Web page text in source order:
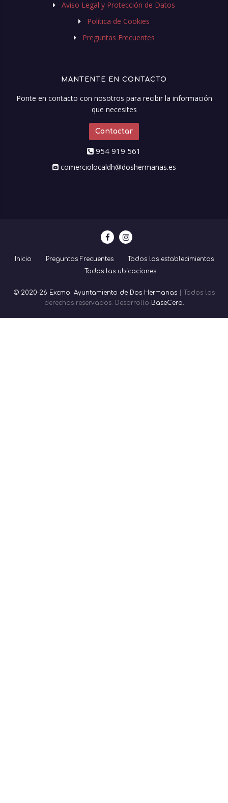
Aviso Legal y Protección de Datos
Política de Cookies
Preguntas Frecuentes
MANTENTE EN CONTACTO
Ponte en contacto con nosotros para recibir la información
que necesites
Contactar
954 919 561
comerciolocaldh@doshermanas.es
Inicio Preguntas Frecuentes
Todos los establecimientos
Todas las ubicaciones
© 2020-26 Excmo. Ayuntamiento de Dos Hermanas| Todos los
derechos reservados. Desarrollo BaseCero.